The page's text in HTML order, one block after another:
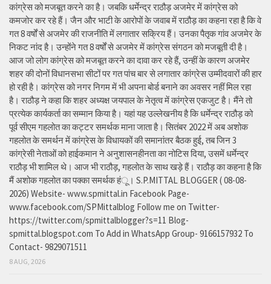
कांग्रेस को मजबूत करने का है। जबकि धर्मेन्द्र राठौड़ अजमेर में कांग्रेस को
कमजोर कर रहे हैं। जैन और भाटी के आरोपों के जवाब में राठौड़ का कहना रहा है कि वे
गत 8 वर्षों से अजमेर की राजनीति में लगातार सक्रिय हैं। उनका पैतृक गांव अजमेर के
निकट नांद है। उन्होंने गत 8 वर्षों से अजमेर में कांग्रेस संगठन को मजबूती दी है।
आज जो लोग कांग्रेस को मजबूत करने का दावा कर रहे हैं, उन्हीं के कारण अजमेर
शहर की दोनों विधानसभा सीटों पर गत पांच बार से लगातार कांग्रेस उम्मीदवारों की हार
हो रही है। कांग्रेस को नगर निगम में भी अपना बोर्ड बनाने का अवसर नहीं मिल रहा
है। राठौड़ ने कहा कि शहर अध्यक्ष जयपाल के नेतृत्व में कांग्रेस एकजुट है। मैंने तो
प्रत्येक कार्यकर्ता का सम्मान किया है। यहां यह उल्लेखनीय है कि धर्मेन्द्र राठौड़ को
पूर्व सीएम गहलोत का कट्टर समर्थक माना जाता है। सितंबर 2022 में अब अशोक
गहलोत के समर्थन में कांग्रेस के विधायकों की समानांतर बैठक हुई, तब जिन 3
कांग्रेसी नेताओं को हाईकमान ने अनुशासनहीनता का नोटिस दिया, उसमें धर्मेन्द्र
राठौड़ भी शामिल थे। आज भी राठौड़, गहलोत के साथ खड़े हैं। राठौड़ का कहना है कि
मैं अशोक गहलोत का पक्का समर्थक हंू। S.P.MITTAL BLOGGER ( 08-08-
2026) Website- www.spmittal.in Facebook Page-
www.facebook.com/SPMittalblog Follow me on Twitter-
https://twitter.com/spmittalblogger?s=11 Blog-
spmittal.blogspot.com To Add in WhatsApp Group- 9166157932 To
Contact- 9829071511
8 AUG, 2026